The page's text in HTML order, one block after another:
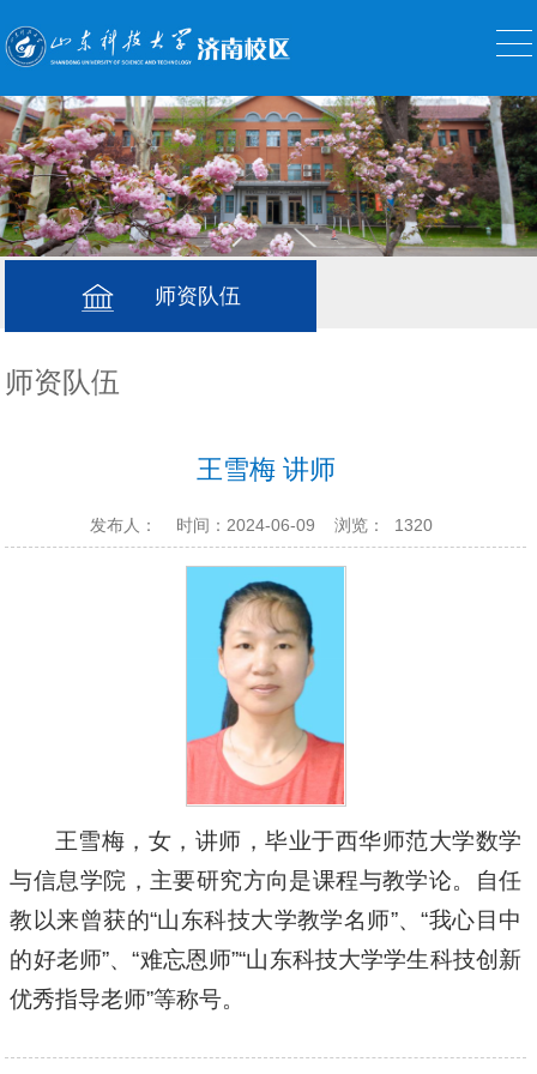
师资队伍
师资队伍
王雪梅 讲师
发布人： 时间：2024-06-09 浏览： 1320
王雪梅，女，讲师，毕业于西华师范大学数学
与信息学院，主要研究方向是课程与教学论。自任
教以来曾获的“山东科技大学教学名师”、“我心目中
的好老师”、“难忘恩师”“山东科技大学学生科技创新
优秀指导老师”等称号。